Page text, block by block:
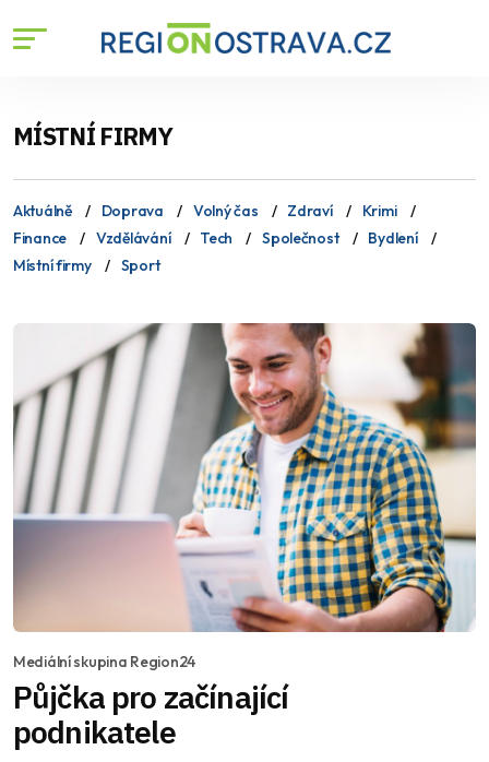
MÍSTNÍ FIRMY
Aktuálně Doprava Volný čas Zdraví
Krimi
Finance
Vzdělávání Tech Společnost
Bydlení
Místní firmy
Sport
Mediální skupina Region24
Půjčka pro začínající
podnikatele